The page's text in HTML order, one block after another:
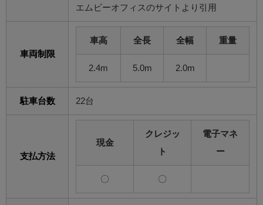
エムビーオフィスのサイトより引用
車両制限
車高 全長 全幅 重量
2.4m 5.0m 2.0m
駐車台数 22台
支払方法
現金
クレジッ
ト
電子マネ
ー
〇 〇